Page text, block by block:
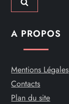
A PROPOS
Mentions Légales
Contacts
Plan du site